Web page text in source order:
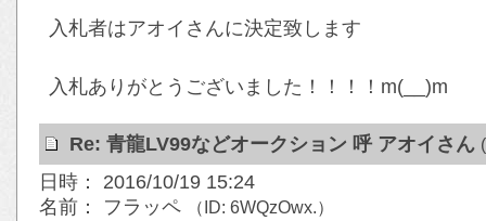
入札者はアオイさんに決定致します
入札ありがとうございました！！！！m(__)m
Re: 青龍LV99などオークション 呼 アオイさん
日時： 2016/10/19 15:24
名前： フラッペ
（ID: 6WQzOwx.）